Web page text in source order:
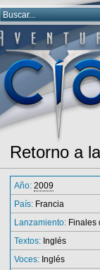
Retorno a
Año: 2009
País: Francia
Lanzamiento: Finales
Textos: Inglés
Voces: Inglés